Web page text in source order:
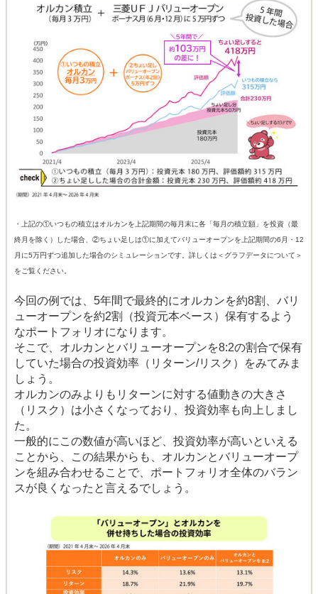
・上記の①いつもの積立はオルカンを上記期間の毎月末に各「毎月の積立額」を投資（最
終月を除く）した場合、②ちょい足しは①に加えてバリューオープンを上記期間の6月・12
月に5万円ずつ追加した場合のシミュレーションです。詳しくは＜グラフデータについて＞
をご覧ください。
今回の例では、5年間で最終的にオルカンを約8割、バリ
ューオープンを約2割（投資元本ベース）保有するよう
なポートフォリオになります。
そこで、オルカンとバリューオープンを8:2の割合で保有
していた場合の投資効率（リターン/リスク）をみてみま
しょう。
オルカンのみよりもリターンに対する値動きの大きさ
（リスク）は小さくなっており、投資効率も向上しまし
た。
一般的にこの数値が高いほど、投資効率が高いといえる
ことから、この結果からも、オルカンとバリューオープ
ンを組み合わせることで、ポートフォリオ全体のバラン
スが良くなったと言えるでしょう。